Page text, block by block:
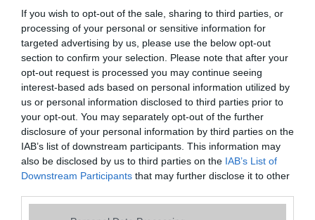
If you wish to opt-out of the sale, sharing to third parties, or
processing of your personal or sensitive information for
targeted advertising by us, please use the below opt-out
section to confirm your selection. Please note that after your
opt-out request is processed you may continue seeing
interest-based ads based on personal information utilized by
us or personal information disclosed to third parties prior to
your opt-out. You may separately opt-out of the further
disclosure of your personal information by third parties on the
IAB’s list of downstream participants. This information may
also be disclosed by us to third parties on the IAB’s List of
Downstream Participants that may further disclose it to other
Banki átutalás. Szintén népszerű és az egyik legrégibb fizetési
lehetőség. A legtöbb online fizetési szolgáltatás biztosítja az azonnali
átutalás lehetőségét, amikor a webáruházunkból vásárolnak egy
terméket, és előre átutalják a vételi árat az általunk megadott
bankszámlára. Banki átutalás az ügyfél átutalja a szükséges
pénzösszeget saját bankszámlájáról vagy akár készpénzt is befizethet
a megadott számlaszámra.
Elektronikus, digitális vagy e-pénztárca. Az e-pénztárcák az utóbbi
években egyre több felhasználót vonzzanak. Ide tartoznak a híres
PayPal, Neteller, Skrill, Barion és mások. Az elektronikus pénztárcák
hasonlóan működnek, de mégis mindegyik szolgáltatás más
kiváltásgokat kínál a felhasználói számára. Lényegében, az e-pénztárca
hasonló az Apple Pay vagy Googel Pay szolgáltatással. Itt szintén
hozzáadjuk a bankkártyánkat és feltöltjük a virtuális egyenlegünket. Az
elektronikus pénztárca egy közvetítőként lép fel a várásló és az eladó
között. Egyes e-pénztárcák megengedik, hogy egyszere különböző
kriptovalutával fizetni stb. A PayPal szolgáltatás felkínálja a